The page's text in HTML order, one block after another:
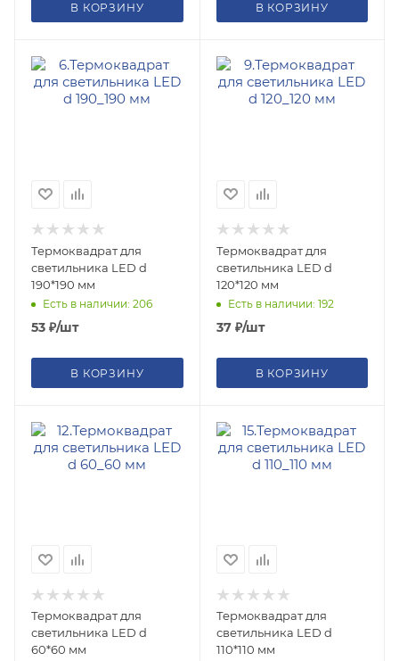
В КОРЗИНУ В КОРЗИНУ
Термоквадрат для
светильника LED d
190*190 мм
Есть в наличии: 206
53 ₽/шт
В КОРЗИНУ
Термоквадрат для
светильника LED d
120*120 мм
Есть в наличии: 192
37₽/шт
В КОРЗИНУ
Термоквадрат для
светильника LED d
60*60 мм
Термоквадрат для
светильника LED d
110*110 мм